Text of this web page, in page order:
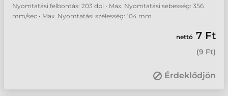
Nyomtatási felbontás: 203 dpi • Max. Nyomtatási sebesség: 356
mm/sec • Max. Nyomtatási szélesség: 104 mm
nettó 7 Ft
(9 Ft)
Érdeklődjön